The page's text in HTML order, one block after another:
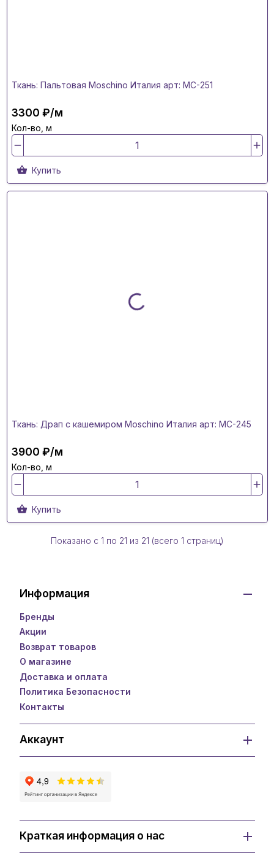
Ткань: Пальтовая Moschino Италия арт: MC-251
3300 ₽/м
Кол-во, м
Купить
Ткань: Драп с кашемиром Moschino Италия арт: MC-245
3900 ₽/м
Кол-во, м
Купить
Показано с 1 по 21 из 21 (всего 1 страниц)
Информация
Бренды
Акции
Возврат товаров
О магазине
Доставка и оплата
Политика Безопасности
Контакты
Аккаунт
Краткая информация о нас